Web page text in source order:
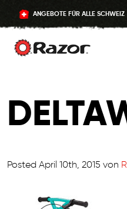
springen
ANGEBOTE FÜR ALLE SCHWEIZ
Posted April 10th, 2015 von